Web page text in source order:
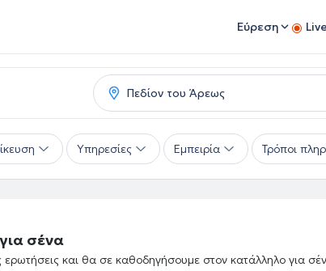
Εύρεση
Υπηρεσίες Εμπειρία Τρόποι
σένα
ερωτήσεις και θα σε καθοδηγήσουμε στον κατάλληλο για